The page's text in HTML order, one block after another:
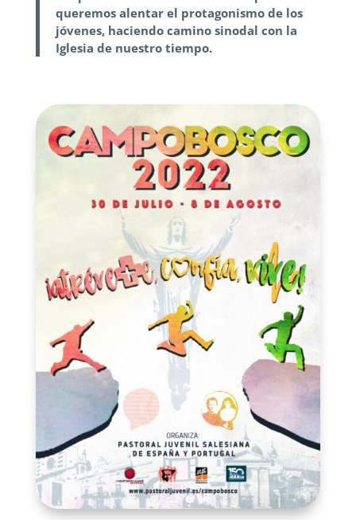
queremos alentar el protagonismo de los
jóvenes, haciendo camino sinodal con la
Iglesia de nuestro tiempo.